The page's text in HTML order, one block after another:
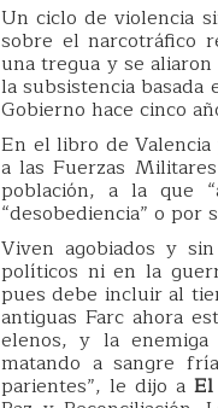
Un ciclo de violencia
sobre el narcotráfico
una tregua y se
la subsistencia
Gobierno hace cinco
En el libro de
a las Fuerzas
población, a la que
“desobediencia” o
Viven agobiados y
políticos ni en la
pues debe incluir al
antiguas Farc ahora
elenos, y la enemiga
matando a sangre
parientes”, le dijo a